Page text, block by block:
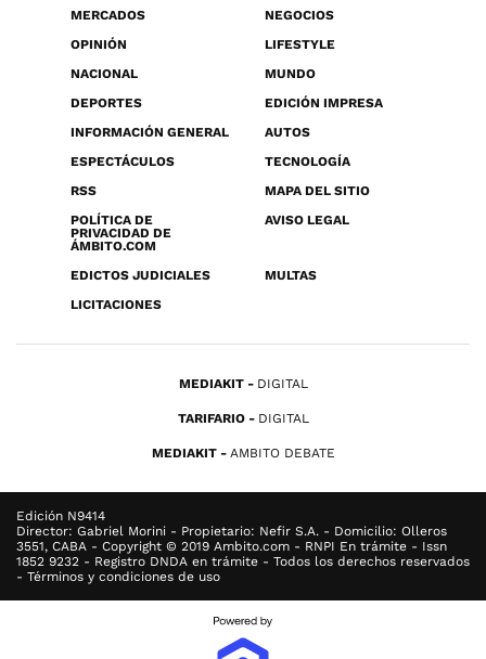
MERCADOS
NEGOCIOS
OPINIÓN
LIFESTYLE
NACIONAL
MUNDO
DEPORTES
EDICIÓN IMPRESA
INFORMACIÓN GENERAL
AUTOS
ESPECTÁCULOS
TECNOLOGÍA
RSS
MAPA DEL SITIO
POLÍTICA DE
PRIVACIDAD DE
ÁMBITO.COM
AVISO LEGAL
EDICTOS JUDICIALES
MULTAS
LICITACIONES
MEDIAKIT DIGITAL
TARIFARIO DIGITAL
MEDIAKIT AMBITO DEBATE
Edición N9414
Director: Gabriel Morini - Propietario: Nefir S.A. - Domicilio: Olleros
3551, CABA - Copyright © 2019 Ambito.com - RNPI En trámite - Issn
1852 9232 - Registro DNDA en trámite - Todos los derechos reservados
- Términos y condiciones de uso